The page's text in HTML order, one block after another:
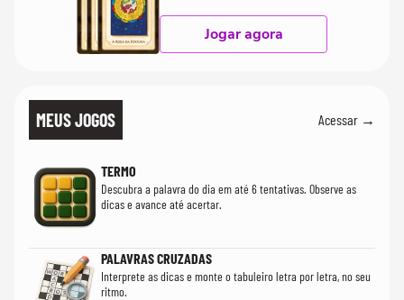
Jogar agora
MEUS JOGOS Acessar →
TERMO
Descubra a palavra do dia em até 6 tentativas. Observe as
dicas e avance até acertar.
PALAVRAS CRUZADAS
Interprete as dicas e monte o tabuleiro letra por letra, no seu
ritmo.